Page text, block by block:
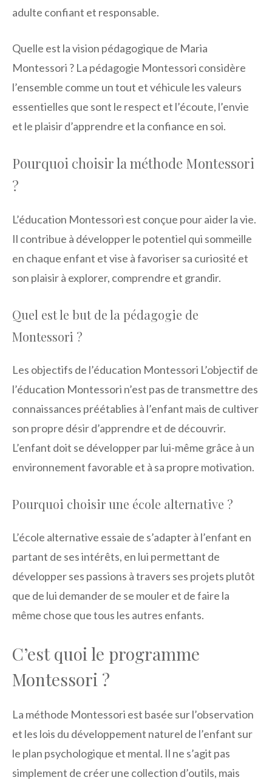
adulte confiant et responsable.
Quelle est la vision pédagogique de Maria
Montessori ? La pédagogie Montessori considère
l’ensemble comme un tout et véhicule les valeurs
essentielles que sont le respect et l’écoute, l’envie
et le plaisir d’apprendre et la confiance en soi.
Pourquoi choisir la méthode Montessori
?
L’éducation Montessori est conçue pour aider la vie.
Il contribue à développer le potentiel qui sommeille
en chaque enfant et vise à favoriser sa curiosité et
son plaisir à explorer, comprendre et grandir.
Quel est le but de la pédagogie de
Montessori ?
Les objectifs de l’éducation Montessori L’objectif de
l’éducation Montessori n’est pas de transmettre des
connaissances préétablies à l’enfant mais de cultiver
son propre désir d’apprendre et de découvrir.
L’enfant doit se développer par lui-même grâce à un
environnement favorable et à sa propre motivation.
Pourquoi choisir une école alternative ?
L’école alternative essaie de s’adapter à l’enfant en
partant de ses intérêts, en lui permettant de
développer ses passions à travers ses projets plutôt
que de lui demander de se mouler et de faire la
même chose que tous les autres enfants.
C’est quoi le programme
Montessori ?
La méthode Montessori est basée sur l’observation
et les lois du développement naturel de l’enfant sur
le plan psychologique et mental. Il ne s’agit pas
simplement de créer une collection d’outils, mais